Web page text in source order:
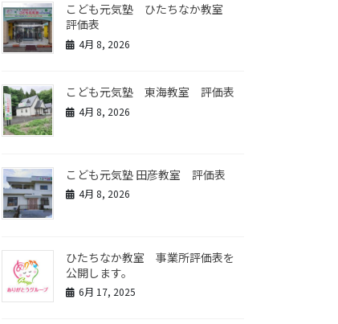
こども元気塾 ひたちなか教室
評価表
4月 8, 2026
こども元気塾 東海教室 評価表
4月 8, 2026
こども元気塾 田彦教室 評価表
4月 8, 2026
ひたちなか教室 事業所評価表を
公開します。
6月 17, 2025